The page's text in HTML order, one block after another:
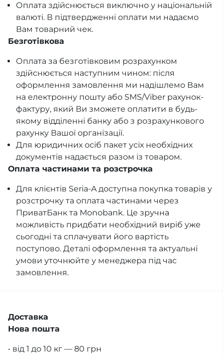
Оплата здійснюється виключно у національній
валюті. В підтвердженні оплати ми надаємо
Вам товарний чек.
Безготівкова
Оплата за безготівковим розрахунком
здійснюється наступним чином: після
оформлення замовлення ми надішлемо Вам
на електронну пошту або SMS/Viber рахунок-
фактуру, який Ви зможете оплатити в будь-
якому відділенні банку або з розрахункового
рахунку Вашої організації.
Для юридичних осіб пакет усіх необхідних
документів надається разом із товаром.
Оплата частинами та розстрочка
Для клієнтів Seria-A доступна покупка товарів у
розстрочку та оплата частинами через
ПриватБанк та Monobank. Це зручна
можливість придбати необхідний виріб уже
сьогодні та сплачувати його вартість
поступово. Деталі оформлення та актуальні
умови уточнюйте у менеджера під час
замовлення.
Доставка
Нова пошта
• від 1 до 10 кг — 80 грн